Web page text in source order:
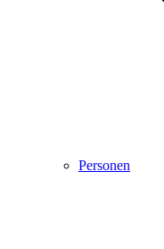
Personen